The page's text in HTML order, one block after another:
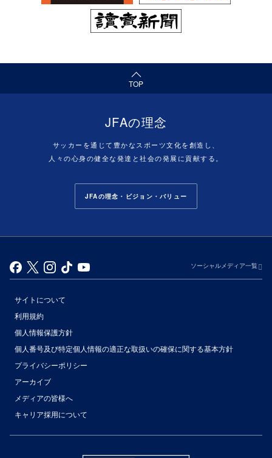
TOP
（ページの先頭へ）
JFAの理念
サッカーを通じて豊かなスポーツ文化を創造し、
人々の心身の健全な発達と社会の発展に貢献する。
JFAの理念・ビジョン・バリュー
ソーシャルメディア一覧
サイトについて
利用規約
個人情報保護方針
個人番号及び特定個人情報の適正な取扱いの確保に関する基本方針
プライバシーポリシー
アーカイブ
メディアの皆様へ
キャリア採用について